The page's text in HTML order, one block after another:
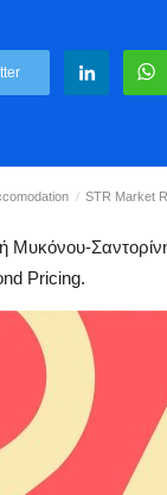
STR Market
Μυκόνου-
Pricing.